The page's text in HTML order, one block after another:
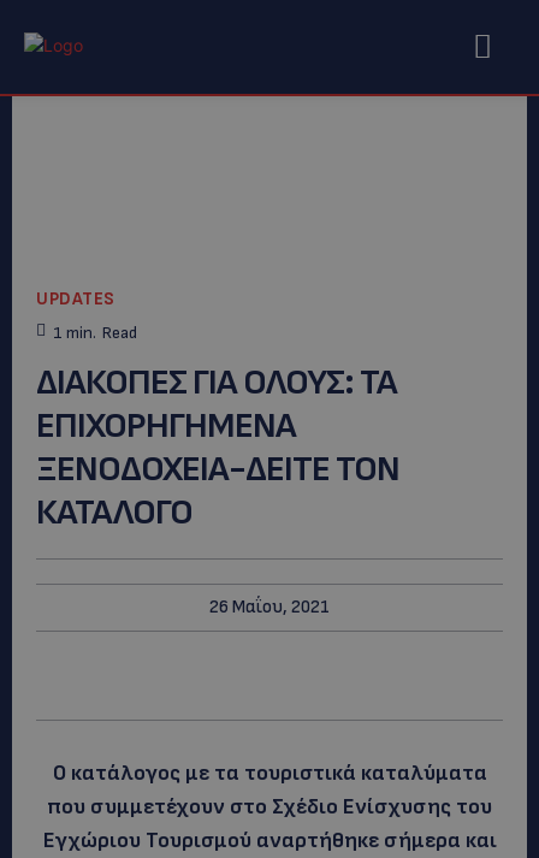
UPDATES
1 min. Read
ΔΙΑΚΟΠΕΣ ΓΙΑ ΟΛΟΥΣ: ΤΑ
ΕΠΙΧΟΡΗΓΗΜΕΝΑ
ΞΕΝΟΔΟΧΕΙΑ-ΔΕΙΤΕ ΤΟΝ
ΚΑΤΑΛΟΓΟ
26 Μαΐου, 2021
O κατάλογος με τα τουριστικά καταλύματα
που συμμετέχουν στο Σχέδιο Ενίσχυσης του
Εγχώριου Τουρισμού αναρτήθηκε σήμερα και